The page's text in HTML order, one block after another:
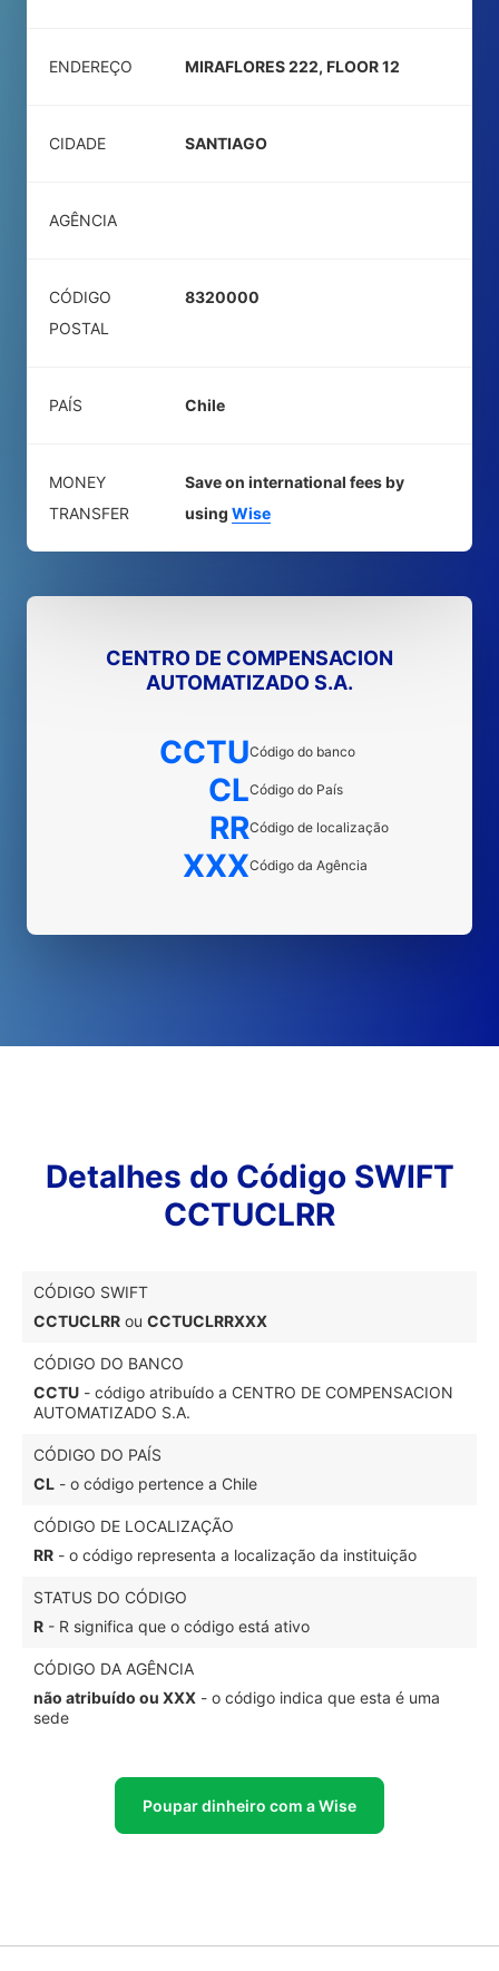
ENDEREÇO MIRAFLORES 222, FLOOR 12
CIDADE SANTIAGO
AGÊNCIA
CÓDIGO
POSTAL
8320000
PAÍS Chile
MONEY
TRANSFER
Save on international fees by
using Wise
CENTRO DE COMPENSACION
AUTOMATIZADO S.A.
CCTUCódigo do banco
CLCódigo do País
RRCódigo de localização
XXXCódigo da Agência
Detalhes do Código SWIFT
CCTUCLRR
CÓDIGO SWIFT
CCTUCLRR ou CCTUCLRRXXX
CÓDIGO DO BANCO
CCTU - código atribuído a CENTRO DE COMPENSACION
AUTOMATIZADO S.A.
CÓDIGO DO PAÍS
CL - o código pertence a Chile
CÓDIGO DE LOCALIZAÇÃO
RR - o código representa a localização da instituição
STATUS DO CÓDIGO
R - R significa que o código está ativo
CÓDIGO DA AGÊNCIA
não atribuído ou XXX - o código indica que esta é uma
sede
Poupar dinheiro com a Wise